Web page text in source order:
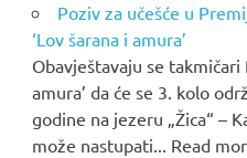
Poziv za učešće u
‘Lov šarana i amura’
Obavještavaju se
amura’ da će se 3. kolo
godine na jezeru „Žica“ –
može nastupati... Read